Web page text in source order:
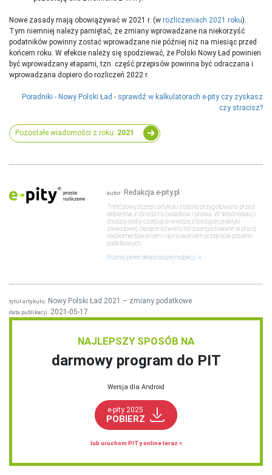
NAJLEPSZY SPOSÓB NA
darmowy program do PIT
Wersja dla Android
e-pity 2025
POBIERZ
lub uruchom PITy online teraz »
Nowe zasady mają obowiązywać w 2021 r. (w rozliczeniach 2021 roku).
Tym niemniej należy pamiętać, że zmiany wprowadzane na niekorzyść
podatników powinny zostać wprowadzane nie później niż na miesiąc przed
końcem roku. W efekcie należy się spodziewać, że Polski Nowy Ład powinien
być wprowadzany etapami, tzn. część przepisów powinna być odraczana i
wprowadzana dopiero do rozliczeń 2022 r.
Poradniki - Nowy Polski Ład - sprawdź w kalkulatorach e-pity czy zyskasz
czy stracisz?
Pozostałe wiadomości z roku: 2021
autor: Redakcja e-pity.pl
Treść powyższego artykułu została przygotowana przez
ekspertów z dziedziny podatków i prawa. W skład redakcji
chodzą osoby czerpiące wiedzę z bieżącej praktyki
zawodowej, będące od wielu lat zaangażowane w pracę
nad komentowaniem i opiniowaniem przepisów prawno -
podatkowych.
Poznaj pełen skład naszej redakcji.
tytuł artykułu: Nowy Polski Ład 2021 – zmiany podatkowe
data publikacji: 2021-05-17